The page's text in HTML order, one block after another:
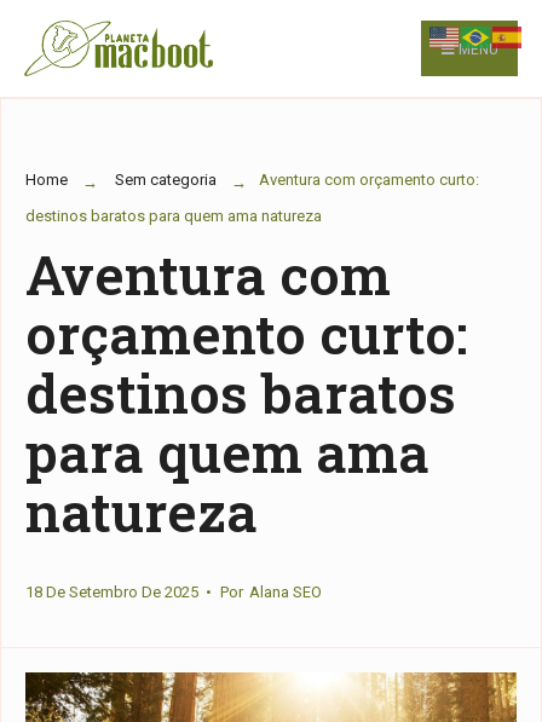
Skip
to
MENU
Home Sem categoria
Aventura com orçamento curto:
destinos baratos para quem ama natureza
Aventura com
orçamento curto:
destinos baratos
para quem ama
natureza
18 De Setembro De 2025 • Por Alana SEO